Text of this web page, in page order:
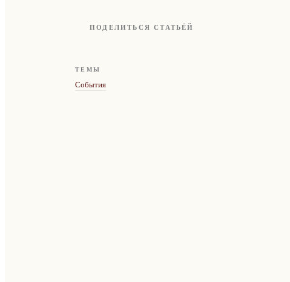
ПОДЕЛИТЬСЯ СТАТЬЁЙ
ТЕМЫ
События